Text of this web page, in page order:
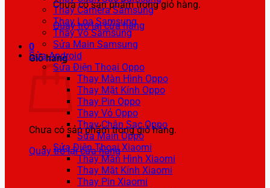
Chưa có sản phẩm trong giỏ hàng.
Quay trở lại cửa hàng
0
Giỏ hàng
Chưa có sản phẩm trong giỏ hàng.
Quay trở lại cửa hàng
Thay Camera Samsung
Thay Loa Samsung
Thay Vỏ Samsung
Sửa Main Samsung
Sửa Android
Sửa Điện Thoại Oppo
Thay Màn Hình Oppo
Thay Mặt Kính Oppo
Thay Pin Oppo
Thay Vỏ Oppo
Thay Chân Sạc Oppo
Sửa Main Oppo
Sửa Điện Thoại Xiaomi
Thay Màn Hình Xiaomi
Thay Mặt Kính Xiaomi
Thay Pin Xiaomi